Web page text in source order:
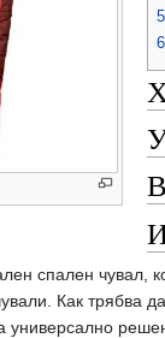
5
6
спален чувал,
Как трябва
универсално